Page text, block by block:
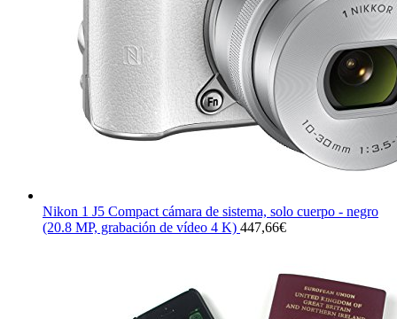
Nikon 1 J5 Compact cámara de sistema, solo cuerpo - negro
(20.8 MP, grabación de vídeo 4 K) 447,66€